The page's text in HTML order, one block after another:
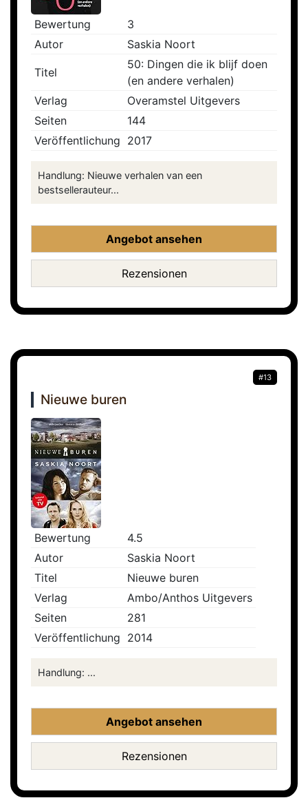
Bewertung
3
Autor
Saskia Noort
Titel
50: Dingen die ik blijf doen
(en andere verhalen)
Verlag
Overamstel Uitgevers
Seiten
144
Veröffentlichung 2017
Handlung: Nieuwe verhalen van een
bestsellerauteur...
Angebot ansehen
Rezensionen
#13
Nieuwe buren
Bewertung
4.5
Autor
Saskia Noort
Titel
Nieuwe buren
Verlag
Ambo/Anthos Uitgevers
Seiten
281
Veröffentlichung 2014
Handlung: ...
Angebot ansehen
Rezensionen